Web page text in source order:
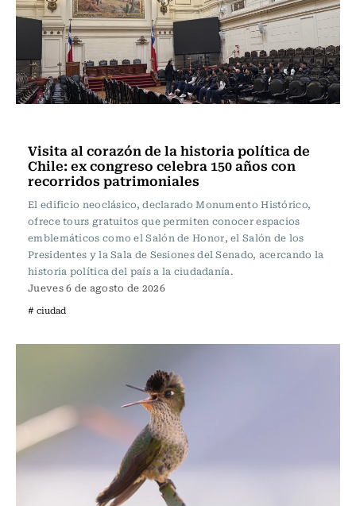
Visita al corazón de la historia política de
Chile: ex congreso celebra 150 años con
recorridos patrimoniales
El edificio neoclásico, declarado Monumento Histórico,
ofrece tours gratuitos que permiten conocer espacios
emblemáticos como el Salón de Honor, el Salón de los
Presidentes y la Sala de Sesiones del Senado, acercando la
historia política del país a la ciudadanía.
Jueves 6 de agosto de 2026
# ciudad